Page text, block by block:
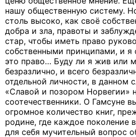
нашу общественную систему.
столь высоко, как своё
добра и зла, правоты и
стар, чтобы иметь право
собственными принципами, и я
это право… Буду ли я жив или
безразлично, и всего
отдельной личности, в данном
«Славой и позором Норвегии»
соотечественники. О Гамсуне
огромное количество книг,
родине, где каждое поколение
для себя мучительный вопрос